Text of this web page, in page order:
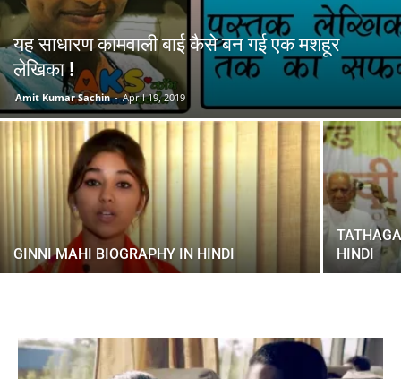
यह साधारण कामवाली बाई कैसे बन गई एक मशहूर
लेखिका !
Amit Kumar Sachin - April 19, 2019
GINNI MAHI BIOGRAPHY IN HINDI
HINDI